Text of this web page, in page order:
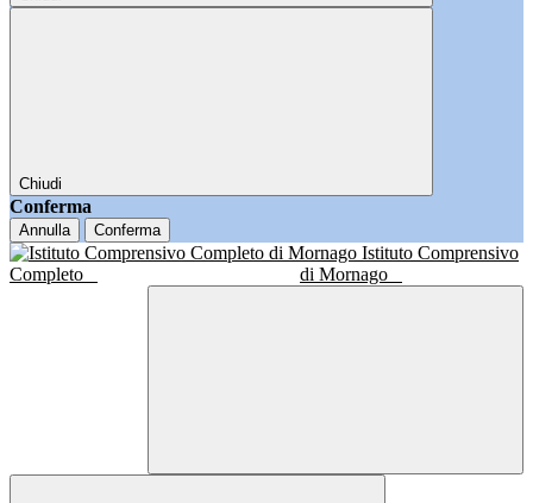
Chiudi
Conferma
Annulla Conferma
Istituto Comprensivo
Completo
di Mornago